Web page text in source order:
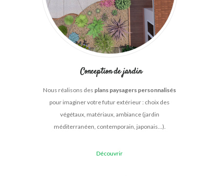
Conception de jardin
Nous réalisons des plans paysagers personnalisés
pour imaginer votre futur extérieur : choix des
végétaux, matériaux, ambiance (jardin
méditerranéen, contemporain, japonais…).
Découvrir